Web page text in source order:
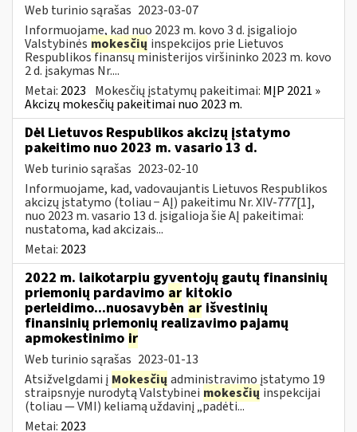
Web turinio sąrašas 2023-03-07
Informuojame, kad nuo 2023 m. kovo 3 d. įsigaliojo
Valstybinės mokesčių inspekcijos prie Lietuvos
Respublikos finansų ministerijos viršininko 2023 m. kovo
2 d. įsakymas Nr....
Metai: 2023 Mokesčių įstatymų pakeitimai: MĮP 2021 »
Akcizų mokesčių pakeitimai nuo 2023 m.
Dėl Lietuvos Respublikos akcizų įstatymo
pakeitimo nuo 2023 m. vasario 13 d.
Web turinio sąrašas 2023-02-10
Informuojame, kad, vadovaujantis Lietuvos Respublikos
akcizų įstatymo (toliau − AĮ) pakeitimu Nr. XIV-777[1],
nuo 2023 m. vasario 13 d. įsigalioja šie AĮ pakeitimai:
nustatoma, kad akcizais...
Metai: 2023
2022 m. laikotarpiu gyventojų gautų finansinių
priemonių pardavimo ar kitokio
perleidimo...nuosavybėn ar išvestinių
finansinių priemonių realizavimo pajamų
apmokestinimo ir
Web turinio sąrašas 2023-01-13
Atsižvelgdami į Mokesčių administravimo įstatymo 19
straipsnyje nurodytą Valstybinei mokesčių inspekcijai
(toliau — VMI) keliamą uždavinį „padėti...
Metai: 2023